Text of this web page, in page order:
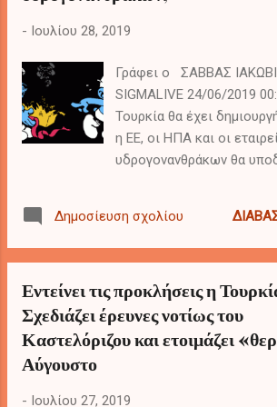
- Ιουλίου 28, 2019
Γράφει ο ΣΑΒΒΑΣ
SIGMALIVE 24/06/2019
Τουρκία θα έχει
η ΕΕ, οι ΗΠΑ και οι
υδρογονανθράκων θα
κληθούν σύντομα στο
διαλόγου με τουρκικούς
επιλυθούν ως πακέτο οι
το Κυπριακό και τα
συμπεράσματα του
παράνομες
Δημοσίευση σχολίου
Εντείνει τις προκλήσεις η
Σχεδιάζει έρευνες νοτίως του
Καστελόριζου και ετοιμάζει
Αύγουστο
- Ιουλίου 27, 2019